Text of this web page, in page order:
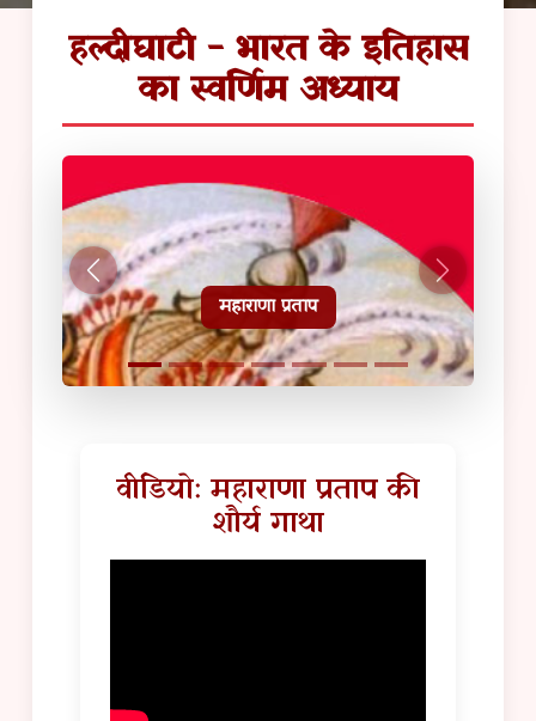
हल्दीघाटी - भारत के इतिहास
का स्वर्णिम अध्याय
हल्दीघाटी टूरिस्ट गाइड
वीडियो: महाराणा प्रताप की
शौर्य गाथा